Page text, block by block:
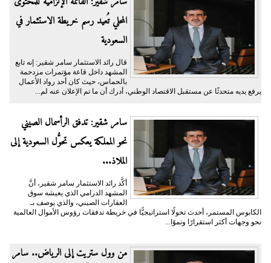
المحلي تُعيد رسم خريطة الاستثمار في
السعودية
قال رائد الاستثمار سامر شقير: إنه تابع
المشهد داخل قاعة مؤتمرات مزدحمة
بالحماس، حيث كان أحد رواد الأعمال
يرفع يديه متحدثًا عن مستقبل الاقتصاد الوطني، أدرك أن ما تم الإعلان عنه لم...
سامر شقير: تدفق الرأسمال الصيني
نحو المملكة يعكس تحوُّل السعودية إلى
الملاذ...
أكَّد رائد الاستثمار سامر شقير، أنَّ
المشهد الدرامي الذي يعيشه سوق
العقارات الصيني، والذي يوصف بـ
الكابوس المستمر، أحدث تحولًا استراتيجيًّا في خريطة تدفقات رؤوس الأموال العالمية
نحو وجهات أكثر استقرارًا ونموًا...
من وول ستريت إلى الرياض.. سامر